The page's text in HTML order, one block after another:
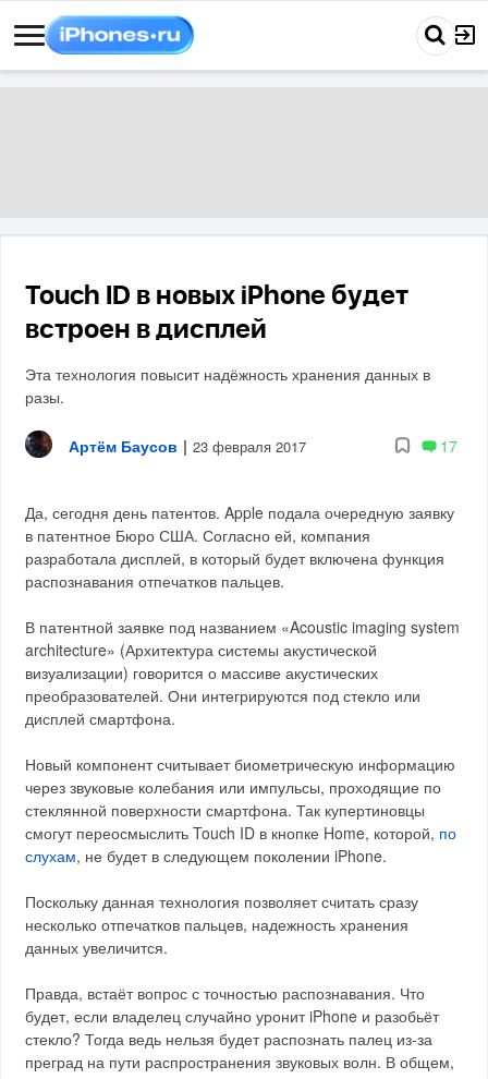
Touch ID в новых iPhone будет
встроен в дисплей
Эта технология повысит надёжность хранения данных в
разы.
Артём Баусов | 23 февраля 2017 17
Да, сегодня день патентов. Apple подала очередную заявку
в патентное Бюро США. Согласно ей, компания
разработала дисплей, в который будет включена функция
распознавания отпечатков пальцев.
В патентной заявке под названием «Acoustic imaging system
architecture» (Архитектура системы акустической
визуализации) говорится о массиве акустических
преобразователей. Они интегрируются под стекло или
дисплей смартфона.
Новый компонент считывает биометрическую информацию
через звуковые колебания или импульсы, проходящие по
стеклянной поверхности смартфона. Так купертиновцы
смогут переосмыслить Touch ID в кнопке Home, которой, по
слухам, не будет в следующем поколении iPhone.
Поскольку данная технология позволяет считать сразу
несколько отпечатков пальцев, надежность хранения
данных увеличится.
Правда, встаёт вопрос с точностью распознавания. Что
будет, если владелец случайно уронит iPhone и разобьёт
стекло? Тогда ведь нельзя будет распознать палец из-за
преград на пути распространения звуковых волн. В общем,